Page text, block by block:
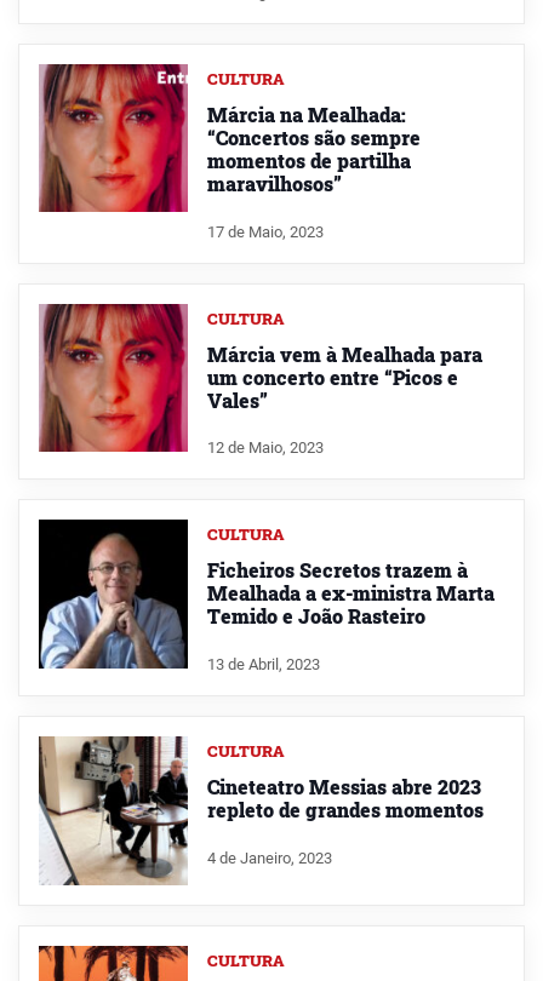
CULTURA
Márcia na Mealhada:
“Concertos são sempre
momentos de partilha
maravilhosos”
17 de Maio, 2023
CULTURA
Márcia vem à Mealhada para
um concerto entre “Picos e
Vales”
12 de Maio, 2023
CULTURA
Ficheiros Secretos trazem à
Mealhada a ex-ministra Marta
Temido e João Rasteiro
13 de Abril, 2023
CULTURA
Cineteatro Messias abre 2023
repleto de grandes momentos
4 de Janeiro, 2023
CULTURA